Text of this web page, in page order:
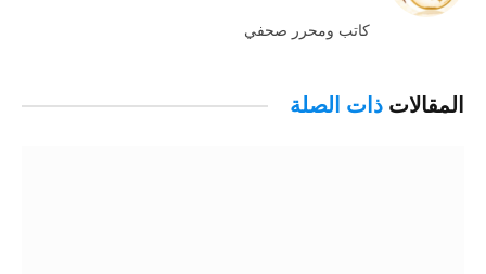
كاتب ومحرر صحفي
المقالات ذات الصلة